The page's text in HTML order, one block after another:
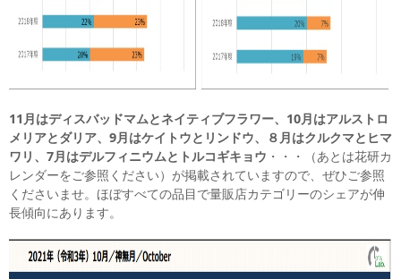
11月はディスバッドマムとネイティブフラワー、10月はアルストロ
メリアとダリア、9月はケイトウとリンドウ、８月はクルクマとヒマ
ワリ、7月はデルフィニウムとトルコギキョウ ・・・（あとは花研カ
レンダーをご参照ください）が掲載されていますので、ぜひご参照
くださいませ。ほぼすべての品目で量販店カテゴリーのシェアが伸
長傾向にあります。